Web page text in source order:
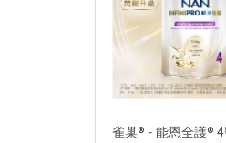
雀巢® - 能恩全護®